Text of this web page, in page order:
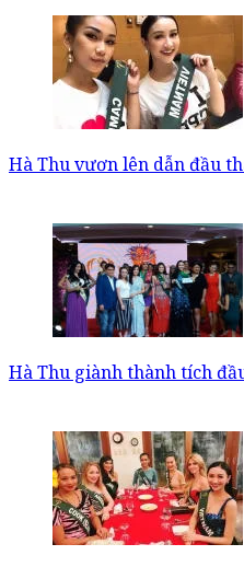
Hà Thu vươn lên dẫn đầu
Hà Thu giành thành tích